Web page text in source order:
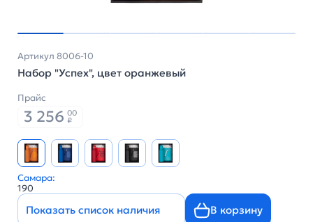
Артикул 8006-10
Набор "Успех", цвет оранжевый
Прайс
3 256 00
₽
Самара:
190
Показать список наличия В корзину